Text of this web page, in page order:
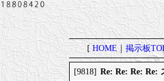
[HOME｜掲示板
[9818] Re: Re: Re: Re: